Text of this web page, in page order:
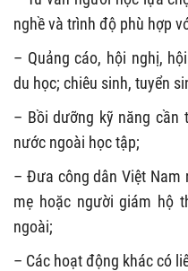
nghề và trình độ phù hợp
– Quảng cáo, hội nghị,
du học; chiêu sinh, tuyển
– Bồi dưỡng kỹ năng cần
nước ngoài học tập;
– Đưa công dân Việt Nam
mẹ hoặc người giám hộ
ngoài;
– Các hoạt động khác có